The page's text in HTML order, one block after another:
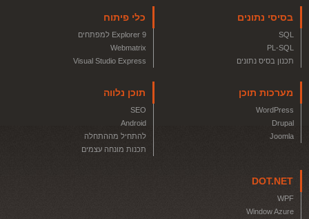
בסיסי נתונים
SQL
PL-SQL
תכנון בסיס נתונים
כלי פיתוח
Explorer 9 למפתחים
Webmatrix
Visual Studio Express
מערכות תוכן
WordPress
Drupal
Joomla
תוכן נלווה
SEO
Android
להתחיל מההתחלה
תכנות מונחה עצמים
DOT.NET
WPF
Window Azure